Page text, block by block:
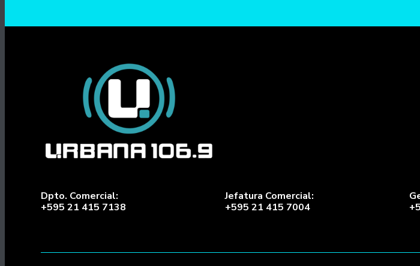
Dpto. Comercial:
+595 21 415 7138
Jefatura Comercial:
+595 21 415 7004